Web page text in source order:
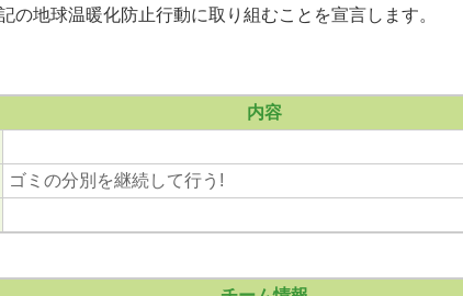
の地球温暖化防止行動に取り組むことを宣言します。
内容
ゴミの分別を継続して行う!